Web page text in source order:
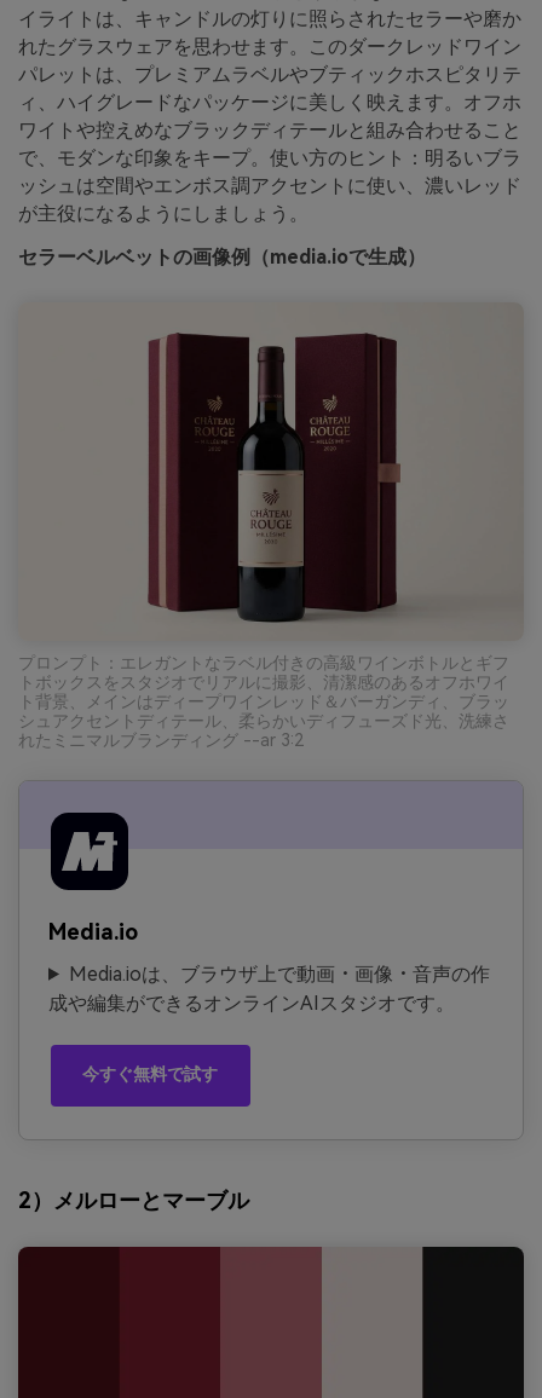
イライトは、キャンドルの灯りに照らされたセラーや磨か
れたグラスウェアを思わせます。このダークレッドワイン
パレットは、プレミアムラベルやブティックホスピタリテ
ィ、ハイグレードなパッケージに美しく映えます。オフホ
ワイトや控えめなブラックディテールと組み合わせること
で、モダンな印象をキープ。使い方のヒント：明るいブラ
ッシュは空間やエンボス調アクセントに使い、濃いレッド
が主役になるようにしましょう。
セラーベルベットの画像例（media.ioで生成）
プロンプト：エレガントなラベル付きの高級ワインボトルとギフ
トボックスをスタジオでリアルに撮影、清潔感のあるオフホワイ
ト背景、メインはディープワインレッド＆バーガンディ、ブラッ
シュアクセントディテール、柔らかいディフューズド光、洗練さ
れたミニマルブランディング --ar 3:2
Media.io
Media.ioは、ブラウザ上で動画・画像・音声の作
成や編集ができるオンラインAIスタジオです。
今すぐ無料で試す
2）メルローとマーブル